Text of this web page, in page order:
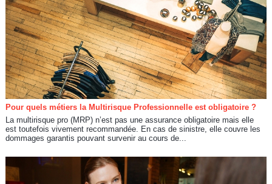
Pour quels métiers la Multirisque Professionnelle est obligatoire ?
La multirisque pro (MRP) n’est pas une assurance obligatoire mais elle
est toutefois vivement recommandée. En cas de sinistre, elle couvre les
dommages garantis pouvant survenir au cours de...